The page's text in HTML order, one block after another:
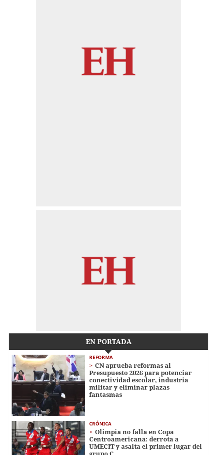
EN PORTADA
REFORMA
CN aprueba reformas al
Presupuesto 2026 para potenciar
conectividad escolar, industria
militar y eliminar plazas
fantasmas
CRÓNICA
Olimpia no falla en Copa
Centroamericana: derrota a
UMECIT y asalta el primer lugar del